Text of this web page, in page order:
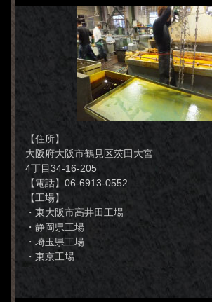
【住所】
大阪府大阪市鶴見区茨田大宮
4丁目34-16-205
【電話】06-6913-0552
【工場】
・東大阪市高井田工場
・静岡県工場
・埼玉県工場
・東京工場